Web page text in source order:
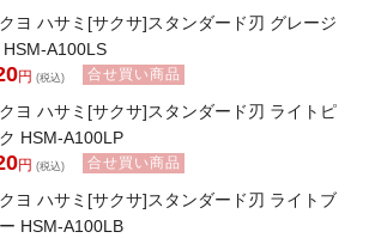
ヨ ハサミ[サクサ]スタンダード刃 グレージ
HSM-A100LS
円 (税込) 合せ買い商品
ヨ ハサミ[サクサ]スタンダード刃 ライトピ
HSM-A100LP
円 (税込) 合せ買い商品
ヨ ハサミ[サクサ]スタンダード刃 ライトブ
HSM-A100LB